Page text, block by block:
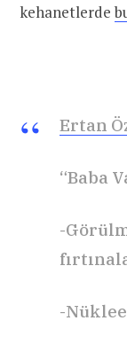
kehanetlerde
Ertan
“Baba
-
-